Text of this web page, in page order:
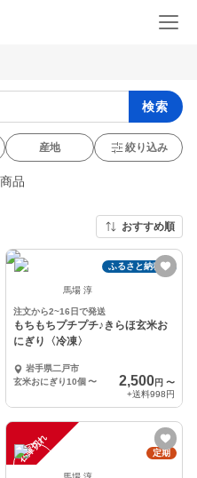
検索
産地 絞り込み
品
おすすめ順
ふるさと納税可
馬場 淳
注文から2~16日で発送
もちもちプチプチ♪きらほ玄米お
にぎり〈冷凍〉
岩手県二戸市
玄米おにぎり10個 〜 2,500円 〜
+送料998円
在庫切れ 定期